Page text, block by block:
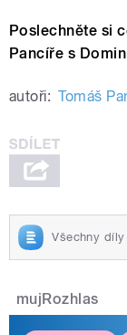
Poslechněte si
Pancíře s
autoři: Tomáš
Všechny díly
mujRozhlas